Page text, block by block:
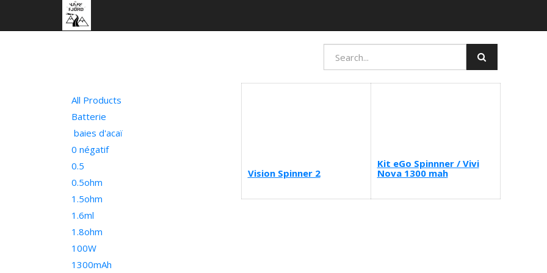
All Products
Batterie
baies d'acaï
0 négatif
0.5
0.5ohm
1.5ohm
1.6ml
1.8ohm
100W
1300mAh
Vision Spinner 2
Kit eGo Spinnner / Vivi
Nova 1300 mah